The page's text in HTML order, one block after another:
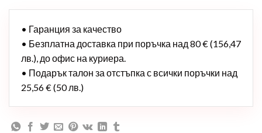
• Гаранция за качество
• Безплатна доставка при поръчка над 80 € (156,47
лв.), до офис на куриера.
• Подарък талон за отстъпка с всички поръчки над
25,56 € (50 лв.)